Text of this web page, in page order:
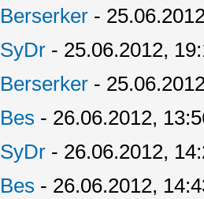
Berserker -
SyDr - 25.06.2012,
Berserker -
Bes - 26.06.2012,
SyDr - 26.06.2012,
Bes - 26.06.2012,